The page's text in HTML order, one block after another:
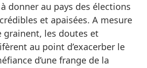
donner au pays des élections
et apaisées. A mesure
grainent, les doutes et
au point d’exacerber le
d’une frange de la